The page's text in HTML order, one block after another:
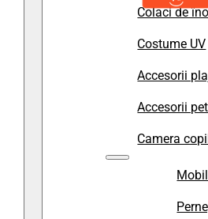
Colaci de
Costume UV
Accesorii
Accesorii
Camera